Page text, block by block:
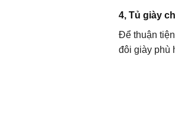
4, Tủ giày
Để thuận
đôi giày phù